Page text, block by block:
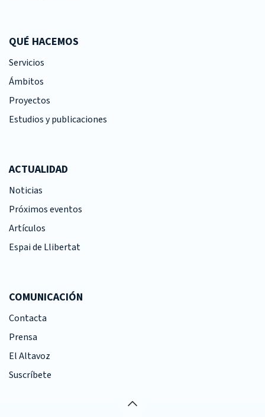
QUÉ HACEMOS
Servicios
Ámbitos
Proyectos
Estudios y publicaciones
ACTUALIDAD
Noticias
Próximos eventos
Artículos
Espai de Llibertat
COMUNICACIÓN
Contacta
Prensa
El Altavoz
Suscríbete